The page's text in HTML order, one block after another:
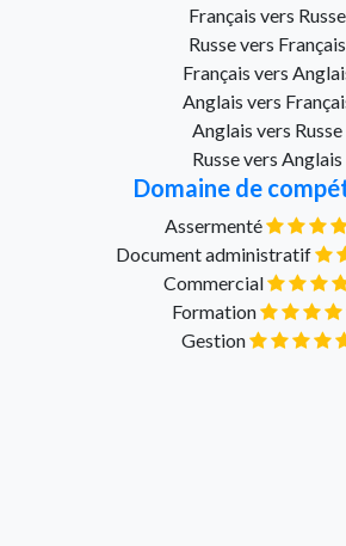
Français vers Russe
Russe vers Français
Français vers
Anglais vers
Anglais vers Russe
Russe vers Anglais
Domaine de
Assermenté
Document administratif
Commercial
Formation
Gestion